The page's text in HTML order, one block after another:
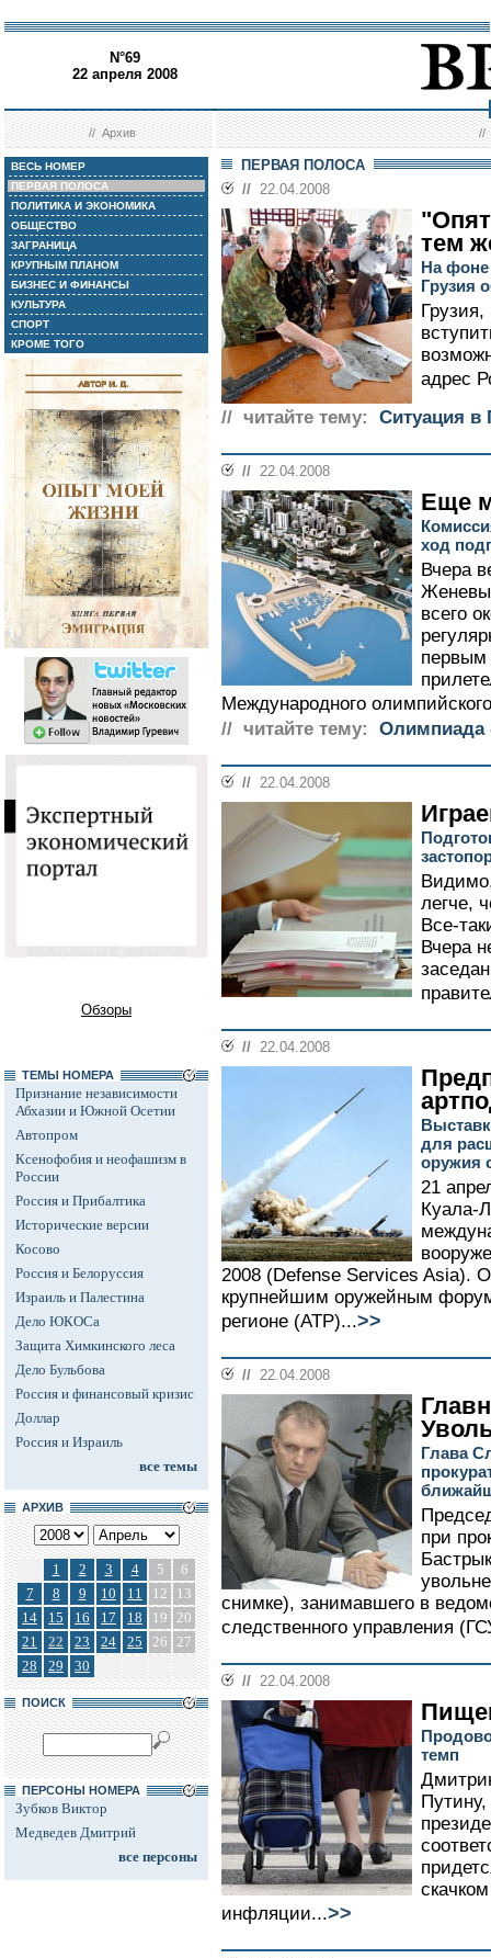
N°69
22 апреля 2008
//Архив //
ВЕСЬ НОМЕР
ПЕРВАЯ ПОЛОСА
ПОЛИТИКА И ЭКОНОМИКА
ОБЩЕСТВО
ЗАГРАНИЦА
КРУПНЫМ ПЛАНОМ
БИЗНЕС И ФИНАНСЫ
КУЛЬТУРА
СПОРТ
КРОМЕ ТОГО
Обзоры
ТЕМЫ НОМЕРА
Признание независимости
Абхазии и Южной Осетии
Автопром
Ксенофобия и неофашизм в
России
Россия и Прибалтика
Исторические версии
Косово
Россия и Белоруссия
Израиль и Палестина
Дело ЮКОСа
Защита Химкинского леса
Дело Бульбова
Россия и финансовый кризис
Доллар
Россия и Израиль
все темы
АРХИВ
1 2 3 4 5
6
7
8 9 10 11 12
13
14
15 16 17 18 19 20
21
22 23 24 25 26 27
28
29 30
ПОИСК
ПЕРСОНЫ НОМЕРА
Зубков Виктор
Медведев Дмитрий
все персоны
ПЕРВАЯ ПОЛОСА
// 22.04.2008
тем
На фоне
Грузия
адрес
// читайте тему:
Ситуация в
// 22.04.2008
Еще
ход
Вчера
всего
первым
Международного
// читайте тему:
Олимпиада
// 22.04.2008
легче,
Все-
Вчера
// 22.04.2008
для
оружия
21
Куала-
2008 (Defense Services Asia).
крупнейшим оружейным
регионе (АТР)...>>
// 22.04.2008
Глава
при
снимке), занимавшего в
следственного управления
// 22.04.2008
темп
инфляции...>>